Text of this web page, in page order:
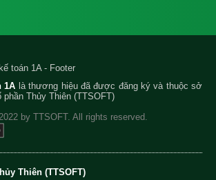
1A là thương hiệu đã được đăng ký và thuộc sở
phần Thủy Thiên (TTSOFT)
by TTSOFT. All rights reserved.
Thiên (TTSOFT)